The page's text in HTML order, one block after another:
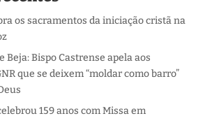
os sacramentos da iniciação cristã na
Beja: Bispo Castrense apela aos
que se deixem “moldar como barro”
159 anos com Missa em